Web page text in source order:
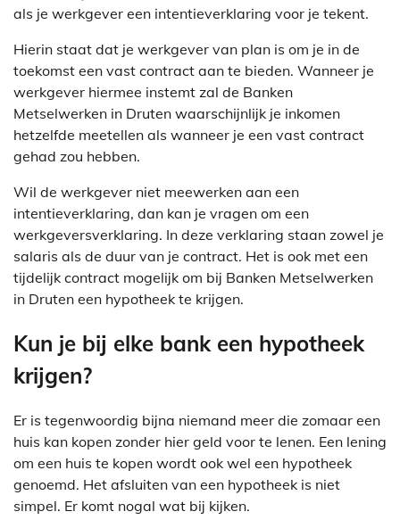
als je werkgever een intentieverklaring voor je tekent.
Hierin staat dat je werkgever van plan is om je in de
toekomst een vast contract aan te bieden. Wanneer je
werkgever hiermee instemt zal de Banken
Metselwerken in Druten waarschijnlijk je inkomen
hetzelfde meetellen als wanneer je een vast contract
gehad zou hebben.
Wil de werkgever niet meewerken aan een
intentieverklaring, dan kan je vragen om een
werkgeversverklaring. In deze verklaring staan zowel je
salaris als de duur van je contract. Het is ook met een
tijdelijk contract mogelijk om bij Banken Metselwerken
in Druten een hypotheek te krijgen.
Kun je bij elke bank een hypotheek
krijgen?
Er is tegenwoordig bijna niemand meer die zomaar een
huis kan kopen zonder hier geld voor te lenen. Een lening
om een huis te kopen wordt ook wel een hypotheek
genoemd. Het afsluiten van een hypotheek is niet
simpel. Er komt nogal wat bij kijken.